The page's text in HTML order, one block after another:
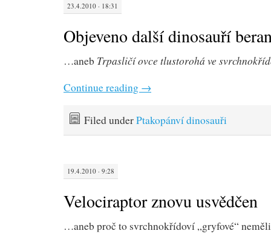
23.4.2010 · 18:31
Objeveno další dinosauří
…aneb Trpasličí ovce tlustorohá ve
Continue reading →
Filed underPtakopánví dinosauři
19.4.2010 · 9:28
Velociraptor znovu usvědčen
…aneb proč to svrchnokřídoví „gryfové“